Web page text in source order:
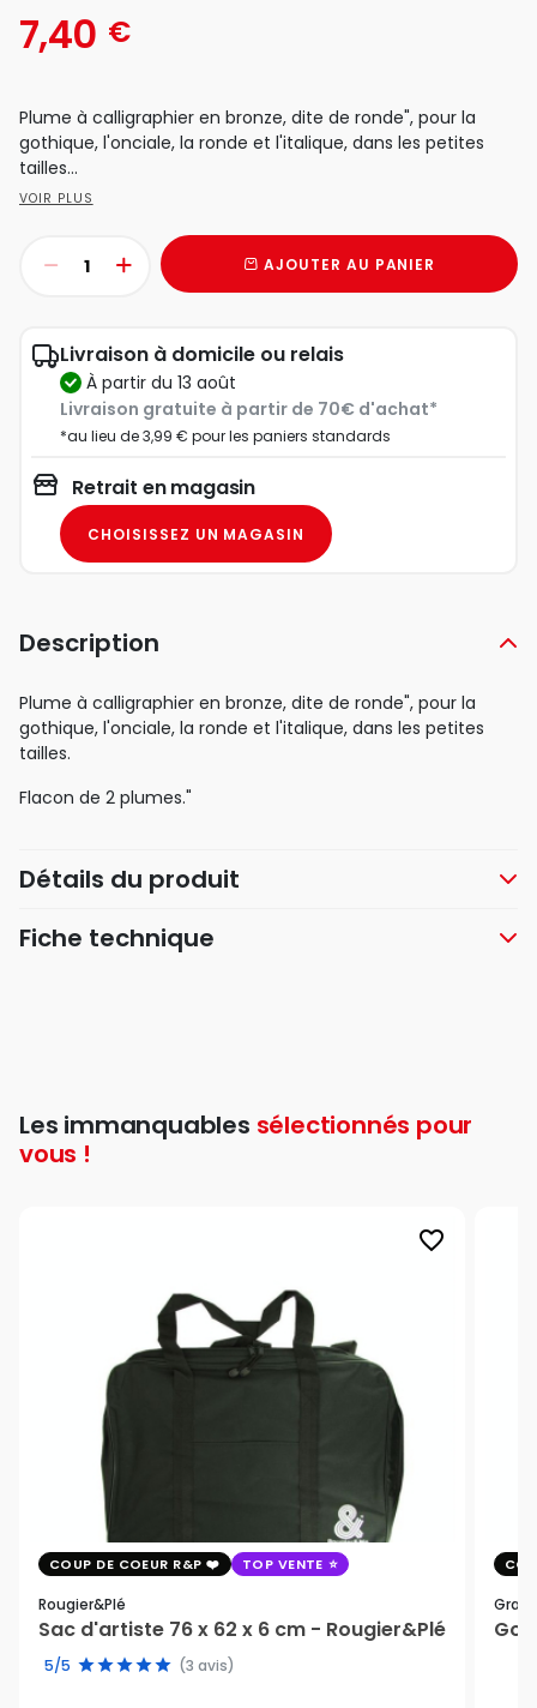
7,40 €
Plume à calligraphier en bronze, dite de ronde", pour la
gothique, l'onciale, la ronde et l'italique, dans les petites
tailles...
VOIR PLUS
AJOUTER AU PANIER
Livraison à domicile ou relais
à partir du 13 août
Livraison gratuite à partir de 70€ d'achat*
*au lieu de 3,99 € pour les paniers standards
Retrait en magasin
CHOISISSEZ UN MAGASIN
Description
Plume à calligraphier en bronze, dite de ronde", pour la
gothique, l'onciale, la ronde et l'italique, dans les petites
tailles.
Flacon de 2 plumes."
Détails du produit
Fiche technique
Les immanquables sélectionnés pour
vous !
favorite_border
COUP DE COEUR R&P TOP VENTE
Rougier&plé
Sac d'artiste 76 x 62 x 6 cm - Rougier&Plé
5/5 (3 avis)